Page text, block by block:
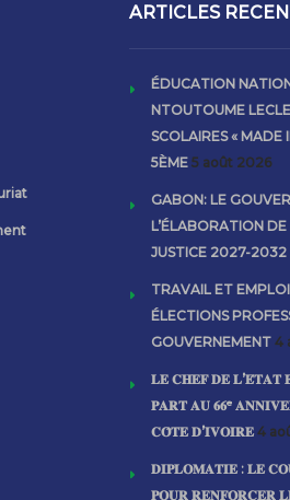
ARTICLES
ÉDUCATION
NTOUTOUME
SCOLAIRES « MADE
5ÈME 5 août 2026
GABON: LE
L’ÉLABORATION
JUSTICE 2027-2032
TRAVAIL ET
ÉLECTIONS
GOUVERNEMENT 4
𝐋𝐄 𝐂𝐇𝐄𝐅 𝐃𝐄
𝐏𝐀𝐑𝐓 𝐀𝐔 𝟔𝟔ᵉ
𝐂𝐎̂𝐓𝐄 𝐃’𝐈𝐕𝐎𝐈𝐑𝐄 4
𝐃𝐈𝐏𝐋𝐎𝐌𝐀𝐓𝐈𝐄 : 𝐋𝐄
𝐏𝐎𝐔𝐑 𝐑𝐄𝐍𝐅𝐎𝐑𝐂𝐄𝐑